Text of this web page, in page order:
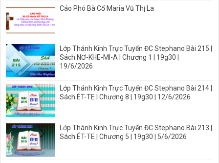
Cáo Phó Bà Cố Maria Vũ Thị La
Lớp Thánh Kinh Trực Tuyến ĐC Stephano Bài 215 |
Sách NƠ-KHE-MI-A I Chương 1 | 19g30 |
19/6/2026
Lớp Thánh Kinh Trực Tuyến ĐC Stephano Bài 214 |
Sách ÉT-TE I Chương 8 | 19g30 | 12/6/2026
Lớp Thánh Kinh Trực Tuyến ĐC Stephano Bài 213 |
Sách ÉT-TE | Chương 5 | 19g30 | 5/6/2026